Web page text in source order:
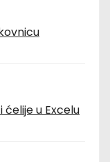
u Excelu